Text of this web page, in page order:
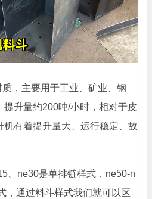
，主要用于工业、矿业、钢
升量约200吨/小时，相对于皮
有着提升量大、运行稳定、故
、ne30是单排链样式，ne50-n
，通过料斗样式我们就可以区